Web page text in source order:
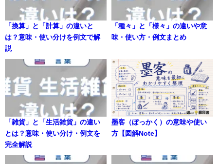
「換算」と「計算」の違いと
は？意味・使い分けを例文で解
説
「種々」と「様々」の違いや意
味・使い方・例文まとめ
「雑貨」と「生活雑貨」の違い
とは？意味・使い分け・例文を
完全解説
墨客（ぼっかく）の意味や使い
方【図解Note】